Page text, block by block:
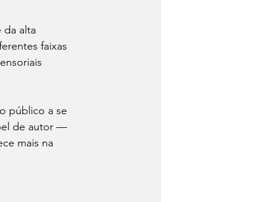
da alta
faixas
público a se
de autor —
mais na